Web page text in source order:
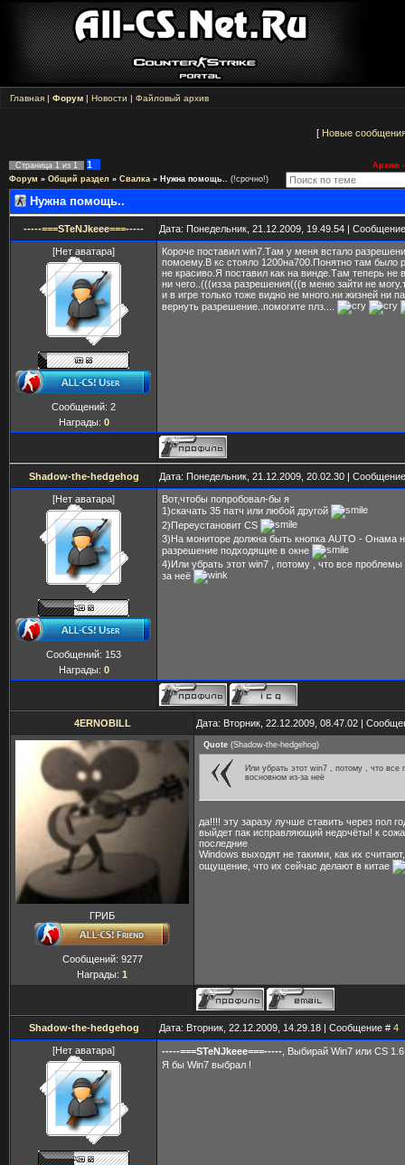
Главная | Форум | Новости | Файловый архив
[ Новые
Страница 1 из 1 1
Архив -
Форум » Общий раздел » Свалка » Нужна помощь.. (!срочно!)
Нужна помощь..
-----===STeNJkeee===----- Дата: Понедельник, 21.12.2009, 19.49.54 |
[Нет аватара]
Сообщений: 2
Награды: 0
Короче поставил win7.Там у меня встало
помоему.В кс стояло 1200на700.Понятно там было
не красиво.Я поставил как на винде.Там теперь не
ни чего..(((изза разрешения(((в меню зайти не
и в игре только тоже видно не много.ни жизней ни
вернуть разрешение..помогите плз....
Shadow-the-hedgehog Дата: Понедельник, 21.12.2009, 20.02.30 |
[Нет аватара]
Сообщений: 153
Награды: 0
Вот,чтобы попробовал-бы я
1)скачать 35 патч или любой другой
2)Переустановит CS
3)На мониторе должна быть кнопка AUTO - Онама
разрешение подходящие в окне
4)Или убрать этот win7 , потому , что все
за неё
4ERNOBILL Дата: Вторник, 22.12.2009, 08.47.02 |
ГРИБ
Сообщений: 9277
Награды: 1
Quote (Shadow-the-hedgehog)
Или убрать этот win7 , потому , что все
восновном из-за неё
да!!!! эту заразу лучше ставить через пол
выйдет пак исправляющий недочёты! к
последние
Windows выходят не такими, как их
ощущение, что их сейчас делают в китае
Shadow-the-hedgehog Дата: Вторник, 22.12.2009, 14.29.18 | Сообщение # 4
[Нет аватара] -----===STeNJkeee===----- , Выбирай Win7 или CS
Я бы Win7 выбрал !